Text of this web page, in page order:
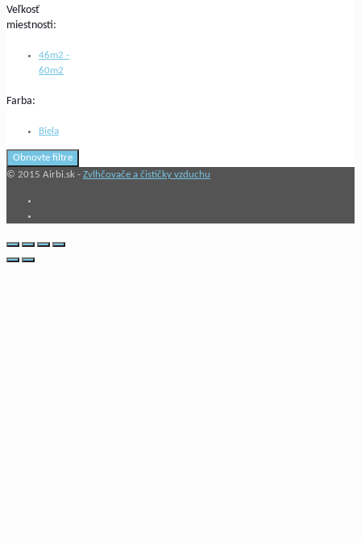
Veľkosť
miestnosti:
46m2 -
60m2
Farba:
Biela
Obnovte filtre
© 2015 Airbi.sk - Zvlhčovače a čističky vzduchu